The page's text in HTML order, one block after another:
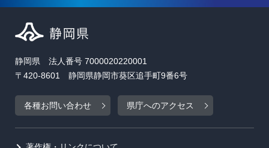
静岡県 法人番号 7000020220001
〒420-8601 静岡県静岡市葵区追手町9番6号
各種お問い合わせ 県庁へのアクセス